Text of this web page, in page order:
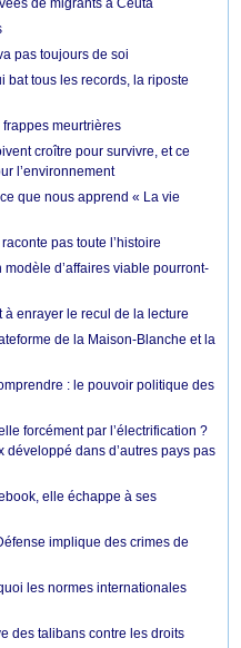
de migrants à Ceuta
pas toujours de soi
bat tous les records, la riposte
frappes meurtrières
croître pour survivre, et ce
l’environnement
que nous apprend « La vie
pas toute l’histoire
modèle d’affaires viable pourront-
enrayer le recul de la lecture
de la Maison-Blanche et la
: le pouvoir politique des
forcément par l’électrification ?
développé dans d’autres pays pas
elle échappe à ses
implique des crimes de
les normes internationales
des talibans contre les droits